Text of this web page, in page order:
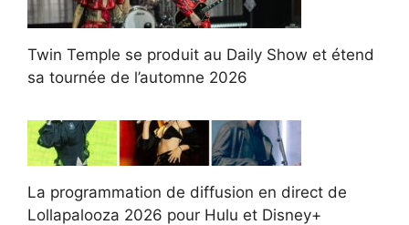
Twin Temple se produit au Daily Show et étend
sa tournée de l’automne 2026
La programmation de diffusion en direct de
Lollapalooza 2026 pour Hulu et Disney+